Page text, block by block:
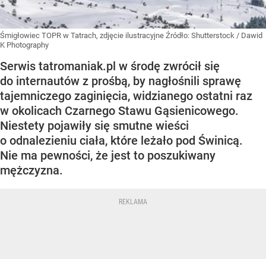
Śmigłowiec TOPR w Tatrach, zdjęcie ilustracyjne Źródło: Shutterstock / Dawid
K Photography
Serwis tatromaniak.pl w środę zwrócił się
do internautów z prośbą, by nagłośnili sprawę
tajemniczego zaginięcia, widzianego ostatni raz
w okolicach Czarnego Stawu Gąsienicowego.
Niestety pojawiły się smutne wieści
o odnalezieniu ciała, które leżało pod Świnicą.
Nie ma pewności, że jest to poszukiwany
mężczyzna.